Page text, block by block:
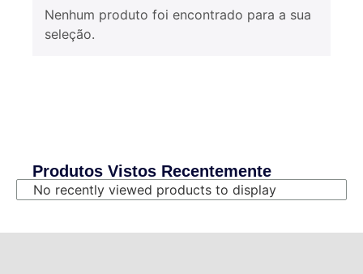
Nenhum produto foi encontrado para a sua
seleção.
Produtos Vistos Recentemente
No recently viewed products to display